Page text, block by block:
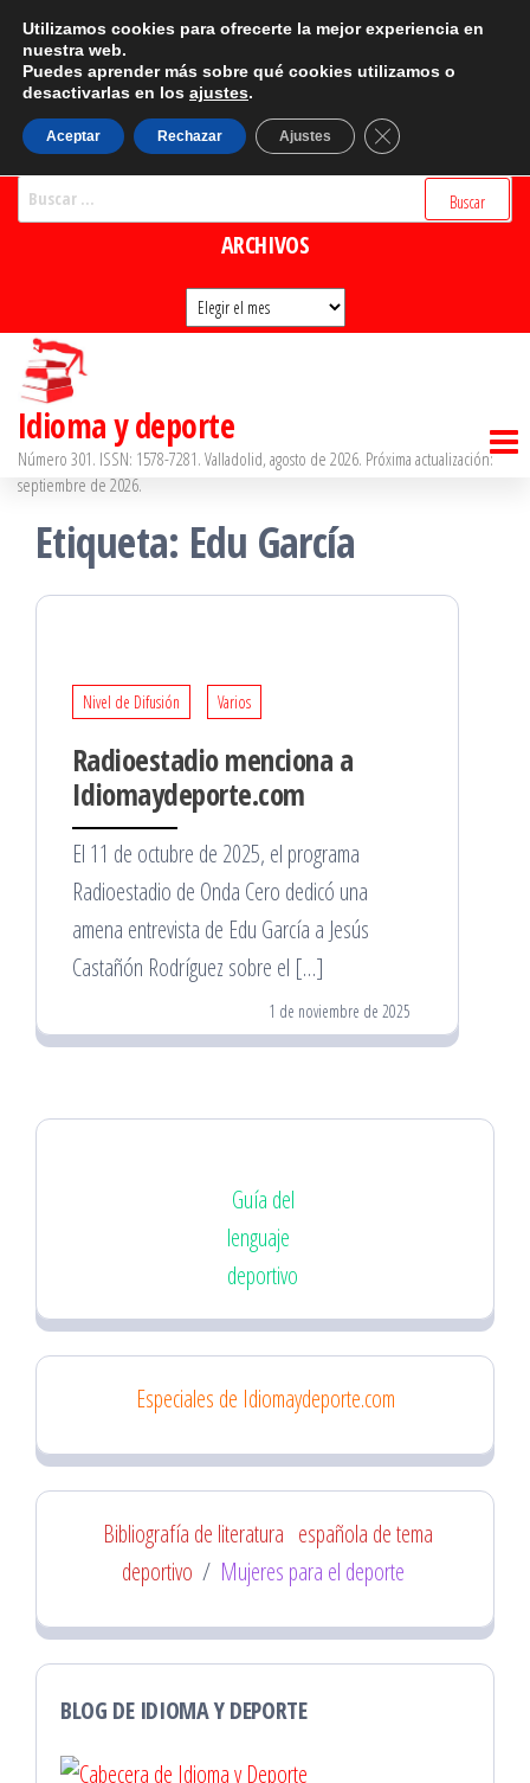
Saltar
contenido
CATEGORÍAS
Categorías
BUSCADOR
ARCHIVOS
Archivos
Idioma y deporte
Número 301. ISSN: 1578-7281. Valladolid, agosto de 2026. Próxima actualización:
septiembre de 2026.
Etiqueta: Edu García
Nivel de Difusión Varios
Radioestadio menciona a
Idiomaydeporte.com
El 11 de octubre de 2025, el programa
Radioestadio de Onda Cero dedicó una
amena entrevista de Edu García a Jesús
Castañón Rodríguez sobre el […]
1 de noviembre de 2025
Guía del
lenguaje
deportivo
Especiales de Idiomaydeporte.com
Bibliografía de literatura española de tema
deportivo / Mujeres para el deporte
BLOG DE IDIOMA Y DEPORTE
Utilizamos cookies para ofrecerte la mejor experiencia en
nuestra web.
Puedes aprender más sobre qué cookies utilizamos o
desactivarlas en los ajustes.
Aceptar Rechazar Ajustes Cerrar el banner